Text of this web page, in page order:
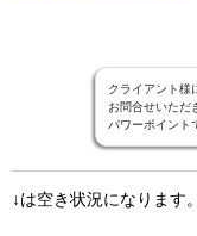
クライアント様
お問合せいただ
パワーポイント
↓は空き状況になります